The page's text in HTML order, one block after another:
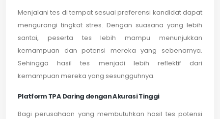
Menjalani tes di tempat sesuai preferensi kandidat dapat
mengurangi tingkat stres. Dengan suasana yang lebih
santai, peserta tes lebih mampu menunjukkan
kemampuan dan potensi mereka yang sebenarnya.
Sehingga hasil tes menjadi lebih reflektif dari
kemampuan mereka yang sesungguhnya.
Platform TPA Daring dengan Akurasi Tinggi
Bagi perusahaan yang membutuhkan hasil tes potensi